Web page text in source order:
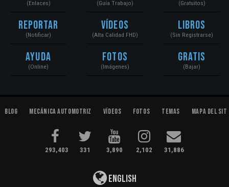
(Enlaces)
Reportar
(Notificar)
Ayuda
(Online)
(Guía Trabajo)
Vídeos
(Alta Calidad FHD)
Fotos
(Imágenes)
(Gratuitos)
Libros
(Sin Registrarse)
Gratis
(Bajar)
Blog Mecánica Automotriz Vídeos Fotos Temas Mapa del
293,403 331 3,890 2,102 31,886
English